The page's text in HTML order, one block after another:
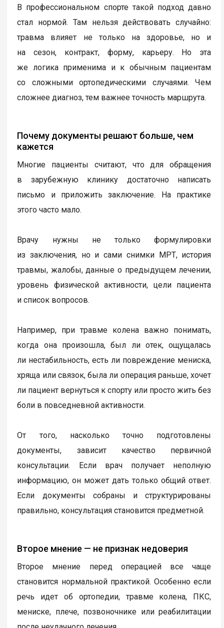
В профессиональном спорте такой подход давно
стал нормой. Там нельзя действовать случайно:
травма влияет не только на здоровье, но и
на сезон, контракт, форму, карьеру. Но эта
же логика применима и к обычным пациентам
со сложными ортопедическими случаями. Чем
сложнее диагноз, тем важнее точность маршрута.
Почему документы решают больше, чем
кажется
Многие пациенты считают, что для обращения
в зарубежную клинику достаточно написать
письмо и приложить заключение. На практике
этого часто мало.
Врачу нужны не только формулировки
из заключения, но и сами снимки МРТ, история
травмы, жалобы, данные о предыдущем лечении,
уровень физической активности, цели пациента
и список вопросов.
Например, при травме колена важно понимать,
когда она произошла, был ли отек, ощущалась
ли нестабильность, есть ли повреждение мениска,
хряща или связок, была ли операция раньше, хочет
ли пациент вернуться к спорту или просто жить без
боли в повседневной активности.
От того, насколько точно подготовлены
документы, зависит качество первичной
консультации. Если врач получает неполную
информацию, он может дать только общий ответ.
Если документы собраны и структурированы
правильно, консультация становится предметной.
Второе мнение — не признак недоверия
Второе мнение перед операцией все чаще
становится нормальной практикой. Особенно если
речь идет об ортопедии, травме колена, ПКС,
мениске, плече, позвоночнике или реабилитации